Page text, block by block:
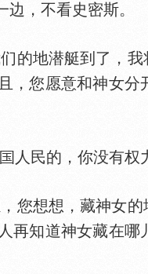
，不看史密斯。
地潜艇到了，我
，您愿意和神女
人民的，你没有权
，您想想，藏神女
再知道神女藏在